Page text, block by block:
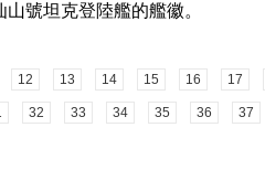
山號坦克登陸艦的艦徽。
12 13 14 15 16 17
32 33 34 35 36 37